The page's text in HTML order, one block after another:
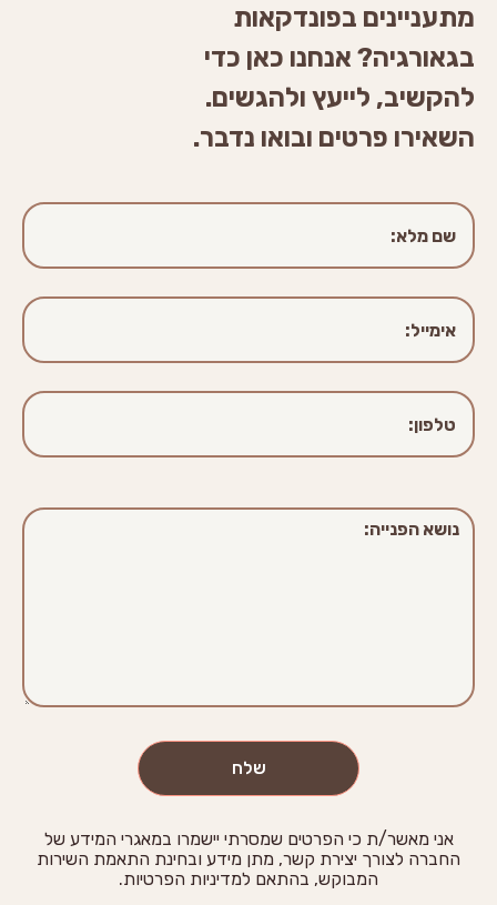
מתעניינים בפונדקאות
בגאורגיה? אנחנו כאן כדי
להקשיב, לייעץ ולהגשים.
השאירו פרטים ובואו נדבר.
שלח
אני מאשר/ת כי הפרטים שמסרתי יישמרו במאגרי המידע של
החברה לצורך יצירת קשר, מתן מידע ובחינת התאמת השירות
המבוקש, בהתאם למדיניות הפרטיות.